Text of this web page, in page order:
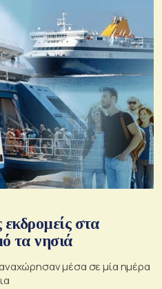
στα
τα νησιά
μέσα σε μία ημέρα